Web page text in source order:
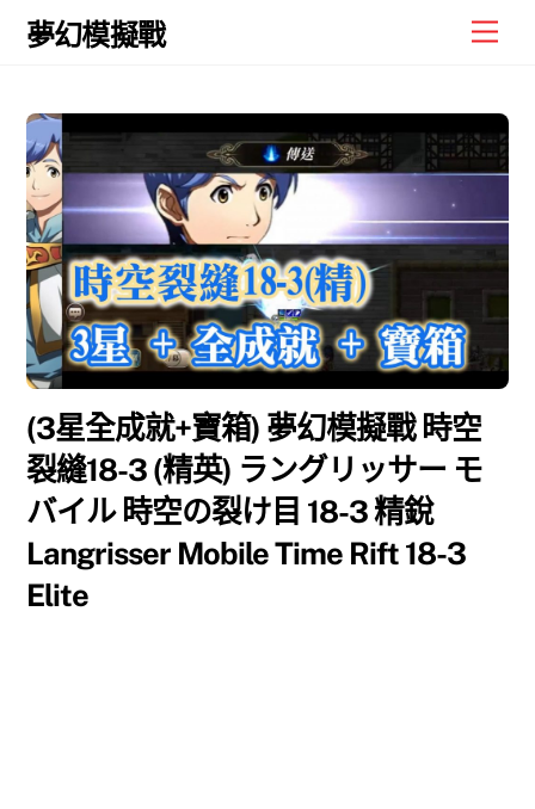
Skip
夢幻模擬戰
(3星全成就+寶箱) 夢幻模擬戰 時空
裂縫18-3 (精英) ラングリッサー モ
バイル 時空の裂け目 18-3 精銳
Langrisser Mobile Time Rift 18-3
Elite